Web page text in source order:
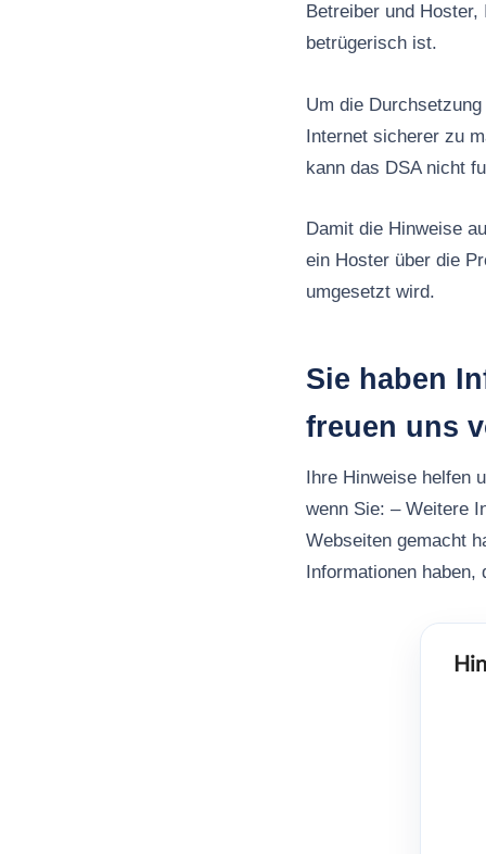
Betreiber und
betrügerisch ist.
Um die
Internet sicherer zu
kann das DSA nicht
Damit die Hinweise
ein Hoster über die
umgesetzt wird.
Sie haben
freuen uns
Ihre Hinweise helfen
wenn Sie: – Weitere
Webseiten gemacht
Informationen